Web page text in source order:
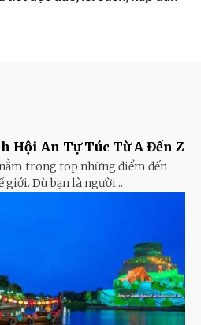
Hội An Tự Túc Từ A Đến Z
trong top những điểm đến
Dù bạn là người...